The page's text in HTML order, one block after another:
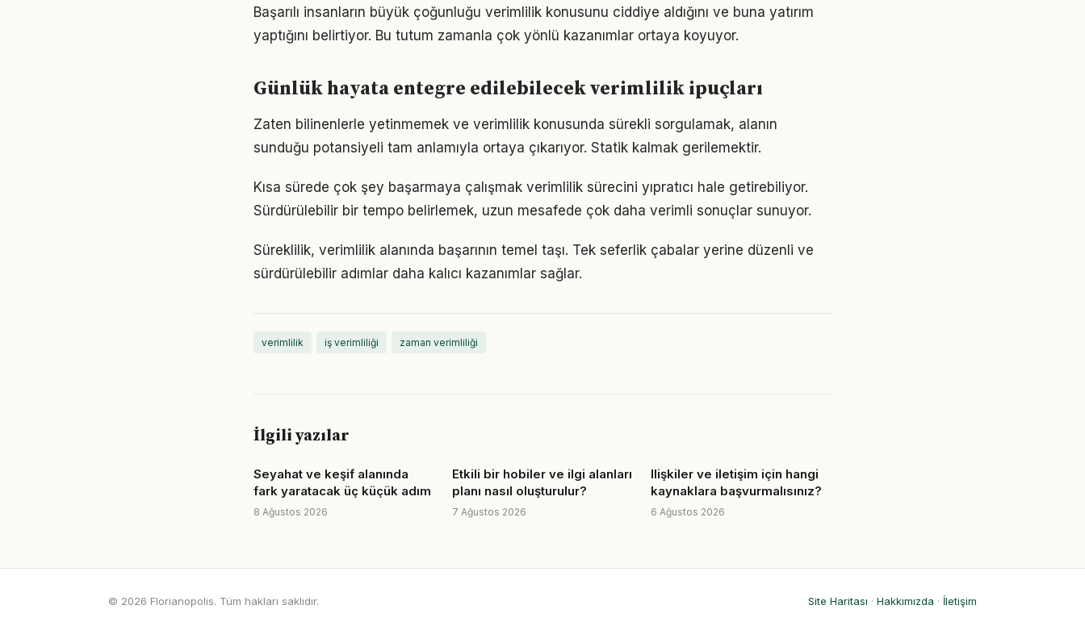
Başarılı insanların büyük çoğunluğu verimlilik konusunu ciddiye aldığını ve buna yatırım
yaptığını belirtiyor. Bu tutum zamanla çok yönlü kazanımlar ortaya koyuyor.
Günlük hayata entegre edilebilecek verimlilik ipuçları
Zaten bilinenlerle yetinmemek ve verimlilik konusunda sürekli sorgulamak, alanın
sunduğu potansiyeli tam anlamıyla ortaya çıkarıyor. Statik kalmak gerilemektir.
Kısa sürede çok şey başarmaya çalışmak verimlilik sürecini yıpratıcı hale getirebiliyor.
Sürdürülebilir bir tempo belirlemek, uzun mesafede çok daha verimli sonuçlar sunuyor.
Süreklilik, verimlilik alanında başarının temel taşı. Tek seferlik çabalar yerine düzenli ve
sürdürülebilir adımlar daha kalıcı kazanımlar sağlar.
verimlilik iş verimliliği zaman verimliliği
İlgili yazılar
Seyahat ve keşif alanında
fark yaratacak üç küçük adım
8 Ağustos 2026
Etkili bir hobiler ve ilgi alanları
planı nasıl oluşturulur?
7 Ağustos 2026
Ilişkiler ve iletişim için hangi
kaynaklara başvurmalısınız?
6 Ağustos 2026
© 2026 Florianopolis. Tüm hakları saklıdır. Site Haritası · Hakkımızda · İletişim